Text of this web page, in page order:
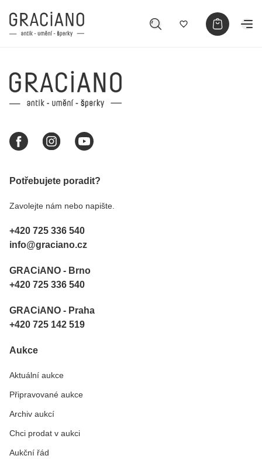
Potřebujete poradit?
Zavolejte nám nebo napište.
+420 725 336 540
info@graciano.cz
GRACiANO - Brno
+420 725 336 540
GRACiANO - Praha
+420 725 142 519
Aukce
Aktuální aukce
Připravované aukce
Archiv aukcí
Chci prodat v aukci
Aukční řád